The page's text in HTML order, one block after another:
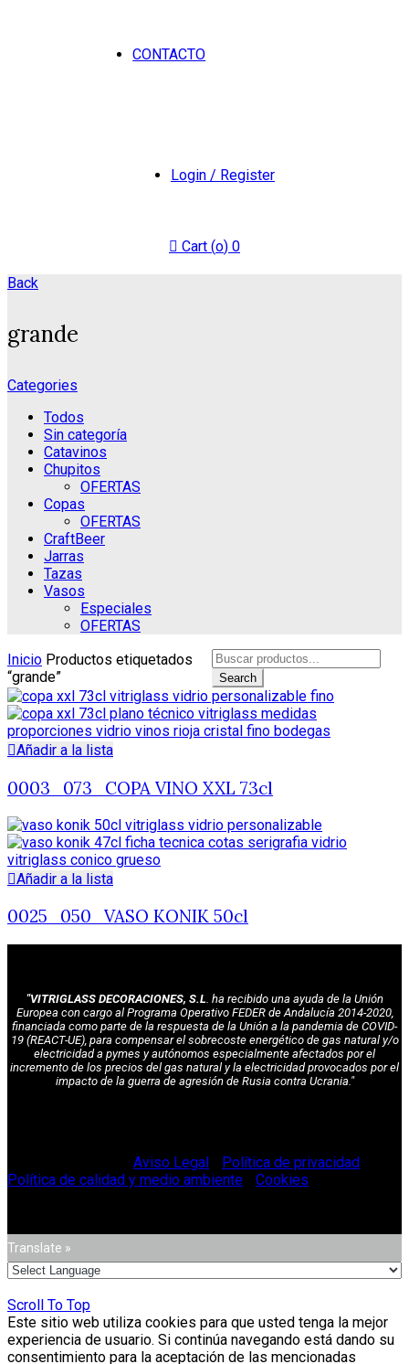
CONTACTO
Login / Register
Cart (o) 0
Back
grande
Categories
Todos
Sin categoría
Catavinos
Chupitos
OFERTAS
Copas
OFERTAS
CraftBeer
Jarras
Tazas
Vasos
Especiales
OFERTAS
Inicio Productos etiquetados
“grande”
Search
for:
Search
Añadir a la lista
0003_073_COPA VINO XXL 73cl
Añadir a la lista
0025_050_VASO KONIK 50cl
"VITRIGLASS DECORACIONES, S.L. ha recibido una ayuda de la Unión
Europea con cargo al Programa Operativo FEDER de Andalucía 2014-2020,
financiada como parte de la respuesta de la Unión a la pandemia de COVID-
19 (REACT-UE), para compensar el sobrecoste energético de gas natural y/o
electricidad a pymes y autónomos especialmente afectados por el
incremento de los precios del gas natural y la electricidad provocados por el
impacto de la guerra de agresión de Rusia contra Ucrania."
Aviso Legal Política de privacidad
Política de calidad y medio ambiente
Cookies
Translate »
Scroll To Top
Este sitio web utiliza cookies para que usted tenga la mejor
experiencia de usuario. Si continúa navegando está dando su
consentimiento para la aceptación de las mencionadas